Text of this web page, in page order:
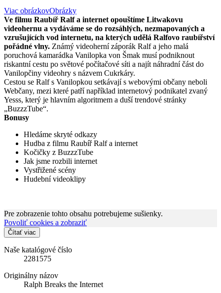
Viac obrázkovObrázky
Ve filmu Raubíř Ralf a internet opouštíme Litwakovu
videohernu a vydáváme se do rozsáhlých, nezmapovaných a
vzrušujících vod internetu, na kterých udělá Ralfovo raubířství
pořádné vlny. Známý videoherní záporák Ralf a jeho malá
poruchová kamarádka Vanilopka von Šmak musí podniknout
riskantní cestu po světové počítačové síti a najít náhradní část do
Vanilopčiny videohry s názvem Cukrkáry.
Cestou se Ralf s Vanilopkou setkávají s webovými občany neboli
Webčany, mezi které patří například internetový podnikatel zvaný
Yesss, který je hlavním algoritmem a duší trendové stránky
„BuzzzTube“.
Bonusy
Hledáme skryté odkazy
Hudba z filmu Raubíř Ralf a internet
Kočičky z BuzzzTube
Jak jsme rozbili internet
Vystřižené scény
Hudební videoklipy
Pre zobrazenie tohto obsahu potrebujeme sušienky.
Povoliť cookies a zobraziť
Čítať viac
Naše katalógové číslo
2281575
Originálny názov
Ralph Breaks the Internet